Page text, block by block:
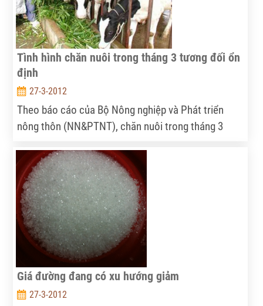
Tình hình chăn nuôi trong tháng 3 tương đối ổn
định
27-3-2012
Theo báo cáo của Bộ Nông nghiệp và Phát triển
nông thôn (NN&PTNT), chăn nuôi trong tháng 3
sản lượng. Nhìn chung, giá nguyên liệu đầu vào giảm
nhẹ nên giá thức ăn chăn nuôi thành phẩm không có
nhiều đột biến.
Giá đường đang có xu hướng giảm
27-3-2012